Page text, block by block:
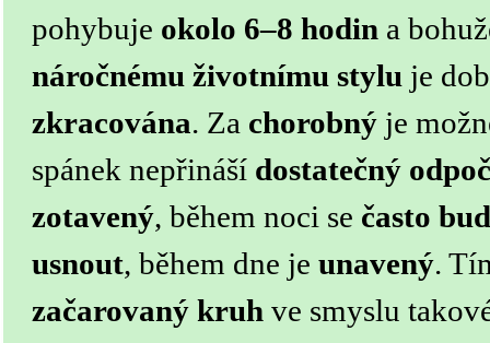
pohybuje okolo 6–8 hodin a
náročnému životnímu stylu je
zkracována. Za chorobný je
spánek nepřináší dostatečný
zotavený, během noci se často
usnout, během dne je unavený.
začarovaný kruh ve smyslu